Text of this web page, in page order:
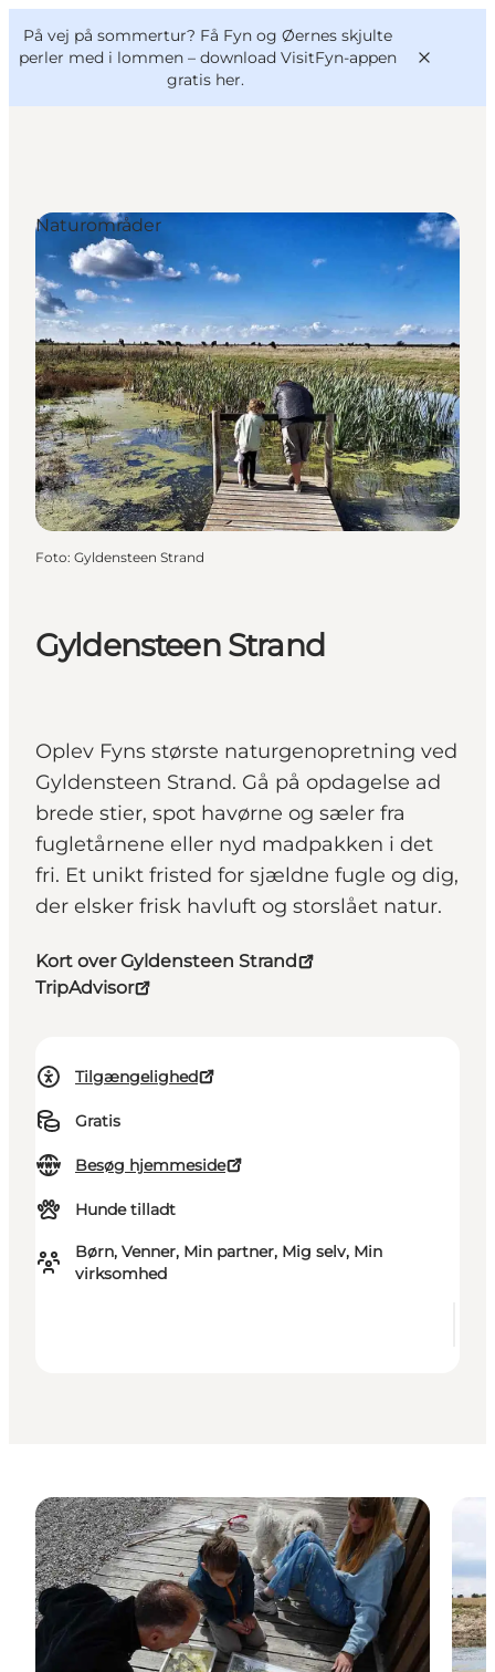
På vej på sommertur? Få Fyn og Øernes skjulte
perler med i lommen – download VisitFyn-appen
gratis her.
Oplevelser
Outdoor
Mad og drikke
Overnatning
Book lokale oplevelser
VisitFyn
Deutsch
Gyldensteen Strand
Oplev Fyns største naturgenopretning ved
Gyldensteen Strand. Gå på opdagelse ad
brede stier, spot havørne og sæler fra
fugletårnene eller nyd madpakken i det
fri. Et unikt fristed for sjældne fugle og dig,
der elsker frisk havluft og storslået natur.
Kort over Gyldensteen Strand
TripAdvisor
Tilgængelighed
Gratis
Besøg hjemmeside
Hunde tilladt
Børn, Venner, Min partner, Mig selv, Min
virksomhed
Naturområder
Foto: Gyldensteen Strand